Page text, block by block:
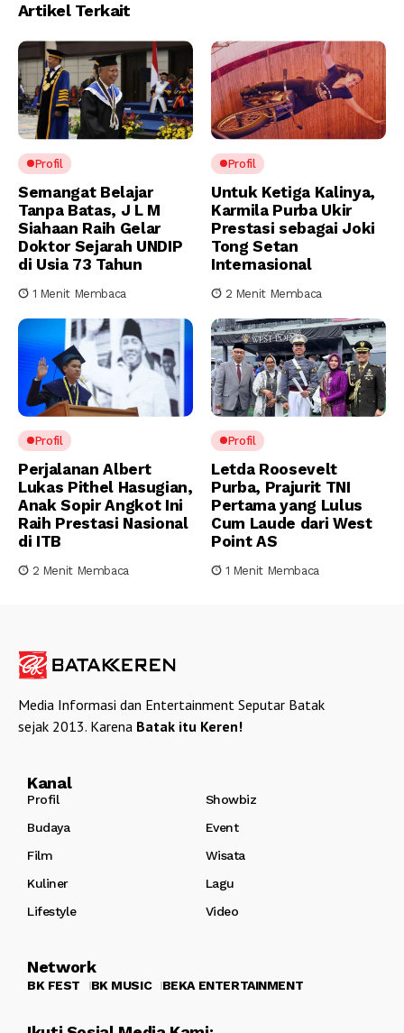
Artikel Terkait
Profil
Semangat Belajar
Tanpa Batas, J L M
Siahaan Raih Gelar
Doktor Sejarah UNDIP
di Usia 73 Tahun
1 Menit Membaca
Profil
Untuk Ketiga Kalinya,
Karmila Purba Ukir
Prestasi sebagai Joki
Tong Setan
Internasional
2 Menit Membaca
Profil
Perjalanan Albert
Lukas Pithel Hasugian,
Anak Sopir Angkot Ini
Raih Prestasi Nasional
di ITB
2 Menit Membaca
Profil
Letda Roosevelt
Purba, Prajurit TNI
Pertama yang Lulus
Cum Laude dari West
Point AS
1 Menit Membaca
Media Informasi dan Entertainment Seputar Batak
sejak 2013. Karena Batak itu Keren!
Kanal
Profil
Showbiz
Budaya
Event
Film
Wisata
Kuliner
Lagu
Lifestyle
Video
Network
BK FEST BK MUSIC BEKA ENTERTAINMENT